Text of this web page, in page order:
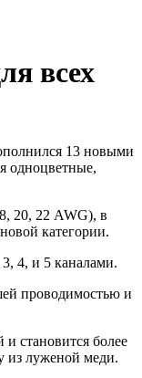
всех
13 новыми
одноцветные,
20, 22 AWG), в
категории.
4, и 5 каналами.
проводимостью и
становится более
из луженой меди.